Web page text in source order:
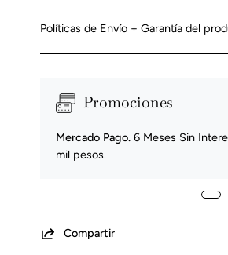
Políticas de Envío + Garantía del
Promociones
Mercado Pago. 6 Meses Sin
mil pesos.
Compartir